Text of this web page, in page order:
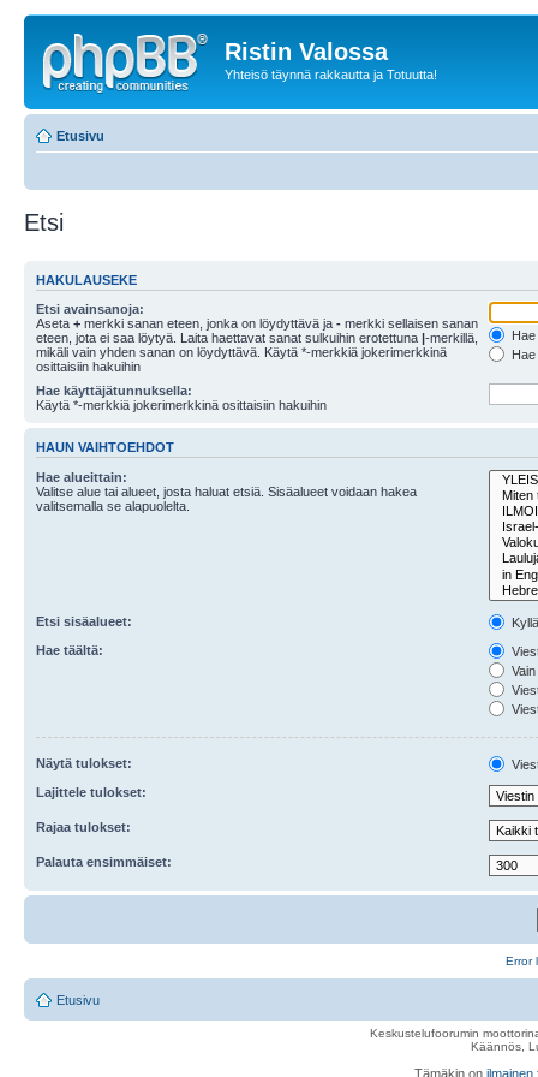
Ristin Valossa
Yhteisö täynnä rakkautta ja Totuutta!
Etusivu
Etsi
HAKULAUSEKE
Etsi avainsanoja:
Aseta + merkki sanan eteen, jonka on löydyttävä ja - merkki sellaisen sanan
eteen, jota ei saa löytyä. Laita haettavat sanat sulkuihin erotettuna |-merkillä,
mikäli vain yhden sanan on löydyttävä. Käytä *-merkkiä jokerimerkkinä
osittaisiin hakuihin
Hae käyttäjätunnuksella:
Käytä *-merkkiä jokerimerkkinä osittaisiin hakuihin
HAUN VAIHTOEHDOT
Hae alueittain:
Valitse alue tai alueet, josta haluat etsiä. Sisäalueet voidaan hakea
valitsemalla se alapuolelta.
Etsi sisäalueet:
Hae täältä:
Näytä tulokset:
Lajittele tulokset:
Rajaa tulokset:
Palauta ensimmäiset:
Error
Etusivu
Keskustelufoorumin
Käännös,
Tämäkin on ilmainen